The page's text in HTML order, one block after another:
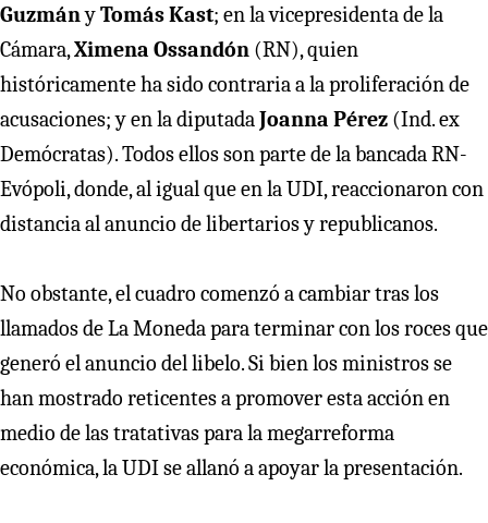
GuzmányTomás Kast; en la vicepresidenta de la
Cámara,Ximena Ossandón (RN), quien
históricamente ha sido contraria a la proliferación de
acusaciones; y en la diputadaJoanna Pérez (Ind. ex
Demócratas). Todos ellos son parte de la bancada RN-
Evópoli, donde, al igual que en la UDI, reaccionaron con
distancia al anuncio de libertarios y republicanos.
No obstante, el cuadro comenzó a cambiar tras los
llamados de La Moneda para terminar con los roces que
generó el anuncio del libelo. Si bien los ministros se
han mostrado reticentes a promover esta acción en
medio de las tratativas para la megarreforma
económica, la UDI se allanó a apoyar la presentación.